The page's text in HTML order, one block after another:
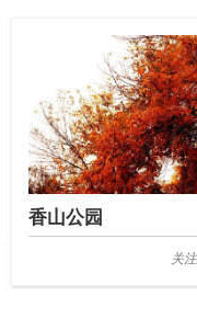
香山公园
关